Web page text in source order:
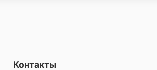
Контакты